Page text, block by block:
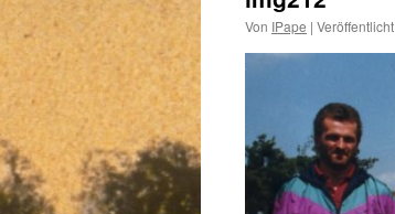
Von IPape | Veröffentlicht